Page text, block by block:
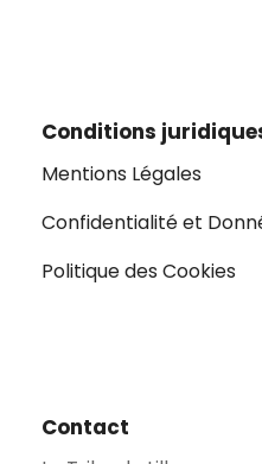
Conditions
Mentions Légales
Confidentialité et
Politique des Cookies
Contact